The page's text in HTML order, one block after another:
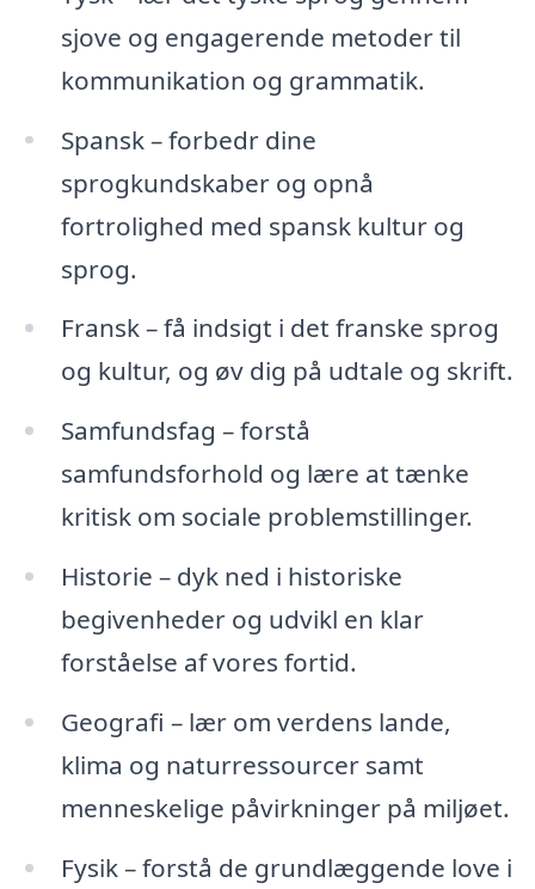
sjove og engagerende metoder til
kommunikation og grammatik.
Spansk – forbedr dine
sprogkundskaber og opnå
fortrolighed med spansk kultur og
sprog.
Fransk – få indsigt i det franske sprog
og kultur, og øv dig på udtale og skrift.
Samfundsfag – forstå
samfundsforhold og lære at tænke
kritisk om sociale problemstillinger.
Historie – dyk ned i historiske
begivenheder og udvikl en klar
forståelse af vores fortid.
Geografi – lær om verdens lande,
klima og naturressourcer samt
menneskelige påvirkninger på miljøet.
Fysik – forstå de grundlæggende love i